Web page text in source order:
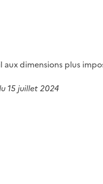
dimensions plus
15 juillet 2024